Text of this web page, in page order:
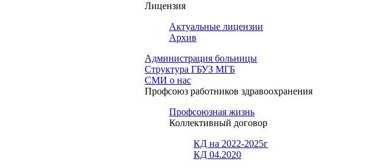
Лицензия
Актуальные лицензии
Архив
Администрация больницы
Структура ГБУЗ МГБ
СМИ о нас
Профсоюз работников здравоохранения
Профсоюзная жизнь
Коллективный договор
КД на 2022-2025г
КД 04.2020